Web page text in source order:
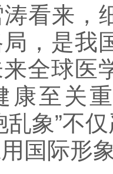
来，细
，是我
全球医
康至关
乱象”不
国际形